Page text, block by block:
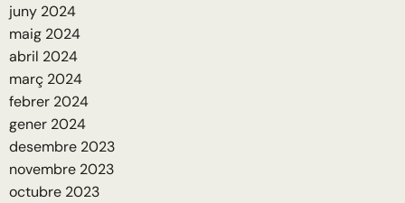
juny 2024
maig 2024
abril 2024
març 2024
febrer 2024
gener 2024
desembre 2023
novembre 2023
octubre 2023